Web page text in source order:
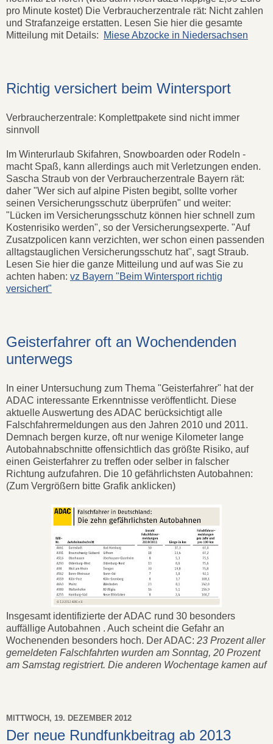
pro Minute kostet) Die Verbraucherzentrale rät: Nicht zahlen
und Strafanzeige erstatten. Lesen Sie hier die gesamte
Mitteilung mit Details:
Miese Abzocke in Niedersachsen
Richtig versichert beim Wintersport
Verbraucherzentrale: Komplettpakete sind nicht immer
sinnvoll
Im Winterurlaub Skifahren, Snowboarden oder Rodeln -
macht Spaß, kann allerdings auch mit Verletzungen enden.
Sascha Straub von der Verbraucherzentrale Bayern rät:
daher "Wer sich auf alpine Pisten begibt, sollte vorher
seinen Versicherungsschutz überprüfen" und weiter:
"Lücken im Versicherungsschutz können hier schnell zum
Kostenrisiko werden", so der Versicherungsexperte. "Auf
Zusatzpolicen kann verzichten, wer schon einen passenden
alltagstauglichen Versicherungsschutz hat", sagt Straub.
Lesen Sie hier die ganze Mitteilung und auf was Sie zu
achten haben: vz Bayern "Beim Wintersport richtig
versichert"
Geisterfahrer oft an Wochendenden
unterwegs
In einer Untersuchung zum Thema "Geisterfahrer" hat der
ADAC interessante Erkenntnisse veröffentlicht. Diese
aktuelle Auswertung des ADAC berücksichtigt alle
Falschfahrermeldungen aus den Jahren 2010 und 2011.
Demnach bergen kurze, oft nur wenige Kilometer lange
Autobahnabschnitte offensichtlich das größte Risiko, auf
einen Geisterfahrer zu treffen oder selber in falscher
Richtung aufzufahren. Die 10 gefährlichsten Autobahnen:
(Zum Vergrößern bitte Grafik anklicken)
Insgesamt identifizierte der ADAC rund 30 besonders
auffällige Autobahnen . Auch scheint die Gefahr an
Wochenenden besonders hoch. Der ADAC: 23 Prozent aller
gemeldeten Falschfahrten wurden am Sonntag, 20 Prozent
am Samstag registriert. Die anderen Wochentage kamen auf
MITTWOCH, 19. DEZEMBER 2012
Der neue Rundfunkbeitrag ab 2013